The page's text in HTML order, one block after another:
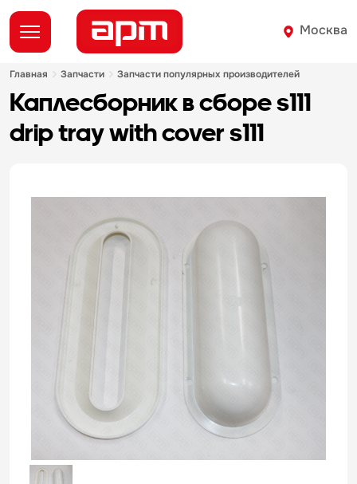
Москва
главная запчасти запчасти популярных производителей
каплесборник в сборе s111
drip tray with cover s111